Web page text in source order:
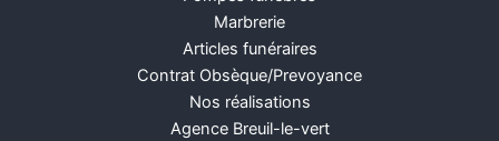
Marbrerie
Articles funéraires
Contrat Obsèque/Prevoyance
Nos réalisations
Agence Breuil-le-vert